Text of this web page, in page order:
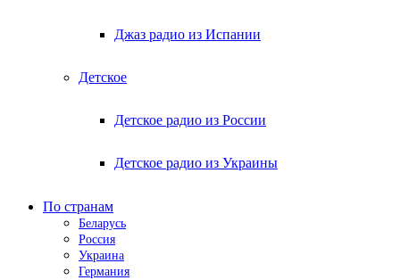
Джаз радио из Испании
Детское
Детское радио из России
Детское радио из Украины
По странам
Беларусь
Россия
Украина
Германия